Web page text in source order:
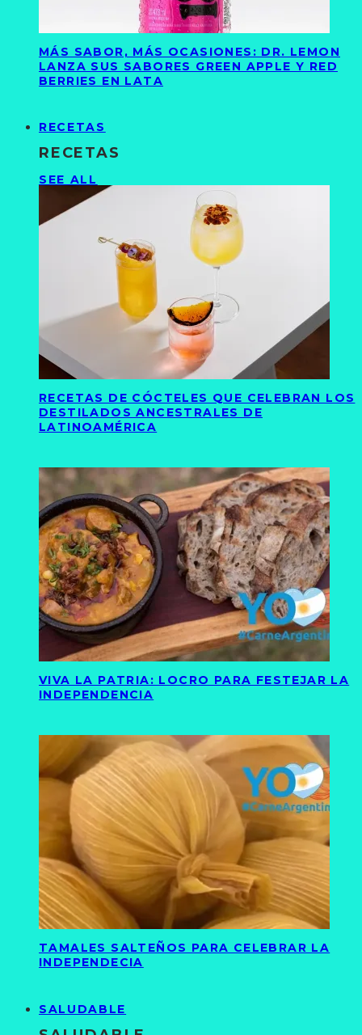
MÁS SABOR, MÁS OCASIONES: DR. LEMON
LANZA SUS SABORES GREEN APPLE Y RED
BERRIES EN LATA
RECETAS
RECETAS
SEE ALL
RECETAS DE CÓCTELES QUE CELEBRAN LOS
DESTILADOS ANCESTRALES DE
LATINOAMÉRICA
VIVA LA PATRIA: LOCRO PARA FESTEJAR LA
INDEPENDENCIA
TAMALES SALTEÑOS PARA CELEBRAR LA
INDEPENDECIA
SALUDABLE